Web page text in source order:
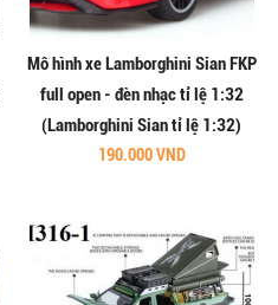
Mô hình xe Lamborghini Sian FKP
full open - đèn nhạc tỉ lệ 1:32
(Lamborghini Sian tỉ lệ 1:32)
190.000 VND